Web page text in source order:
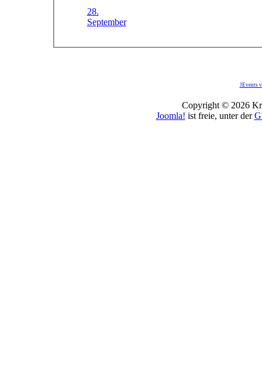
28.
September
JEvents
Copyright © 2026
Joomla! ist freie, unter der